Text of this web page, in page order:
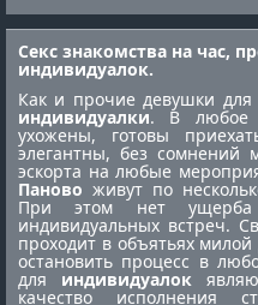
Секс знакомства на час,
индивидуалок.
Как и прочие девушки для
индивидуалки. В любое
ухожены, готовы
элегантны, без сомнений
эскорта на любые
Паново живут по
При этом нет ущерба
индивидуальных встреч.
проходит в объятьях
остановить процесс в
для индивидуалок
качество исполнения